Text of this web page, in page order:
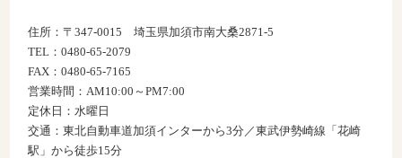
住所：〒347-0015 埼玉県加須市南大桑2871-5
TEL：0480-65-2079
FAX：0480-65-7165
営業時間：AM10:00～PM7:00
定休日：水曜日
交通：東北自動車道加須インターから3分／東武伊勢崎線「花崎
駅」から徒歩15分